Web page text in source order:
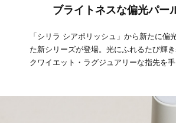
ブライトネスな偏光パー
「シリラ シアポリッシュ」から新たに偏
た新シリーズが登場。光にふれるたび輝き
クワイエット・ラグジュアリーな指先を手